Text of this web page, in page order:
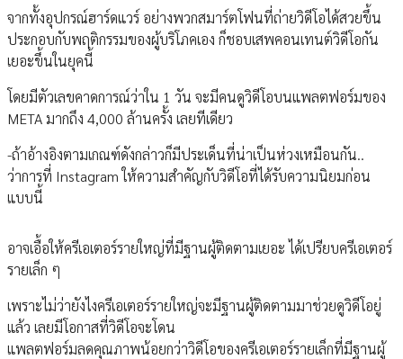
จากทั้งอุปกรณ์ฮาร์ดแวร์ อย่างพวกสมาร์ตโฟนที่ถ่ายวิดีโอได้สวยขึ้น
ประกอบกับพฤติกรรมของผู้บริโภคเอง ก็ชอบเสพคอนเทนต์วิดีโอกัน
เยอะขึ้นในยุคนี้
โดยมีตัวเลขคาดการณ์ว่าใน 1 วัน จะมีคนดูวิดีโอบนแพลตฟอร์มของ
META มากถึง 4,000 ล้านครั้ง เลยทีเดียว
-ถ้าอ้างอิงตามเกณฑ์ดังกล่าวก็มีประเด็นที่น่าเป็นห่วงเหมือนกัน..
ว่าการที่ Instagram ให้ความสำคัญกับวิดีโอที่ได้รับความนิยมก่อน
แบบนี้
อาจเอื้อให้ครีเอเตอร์รายใหญ่ที่มีฐานผู้ติดตามเยอะ ได้เปรียบครีเอเตอร์
รายเล็ก ๆ
เพราะไม่ว่ายังไงครีเอเตอร์รายใหญ่จะมีฐานผู้ติดตามมาช่วยดูวิดีโอยู่
แล้ว เลยมีโอกาสที่วิดีโอจะโดน
แพลตฟอร์มลดคุณภาพน้อยกว่าวิดีโอของครีเอเตอร์รายเล็กที่มีฐานผู้